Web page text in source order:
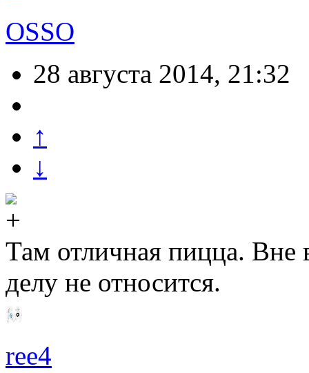
OSSO
28 августа 2014, 21:32
↑
↓
Там отличная пицца. Вне
делу не относится.
ree4